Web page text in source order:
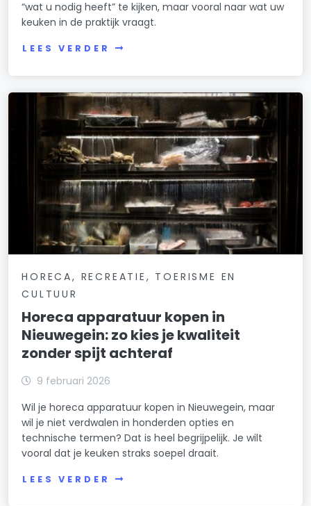
“wat u nodig heeft” te kijken, maar vooral naar wat uw
keuken in de praktijk vraagt.
LEES VERDER
HORECA, RECREATIE, TOERISME EN
CULTUUR
Horeca apparatuur kopen in
Nieuwegein: zo kies je kwaliteit
zonder spijt achteraf
9 februari 2026
Wil je horeca apparatuur kopen in Nieuwegein, maar
wil je niet verdwalen in honderden opties en
technische termen? Dat is heel begrijpelijk. Je wilt
vooral dat je keuken straks soepel draait.
LEES VERDER